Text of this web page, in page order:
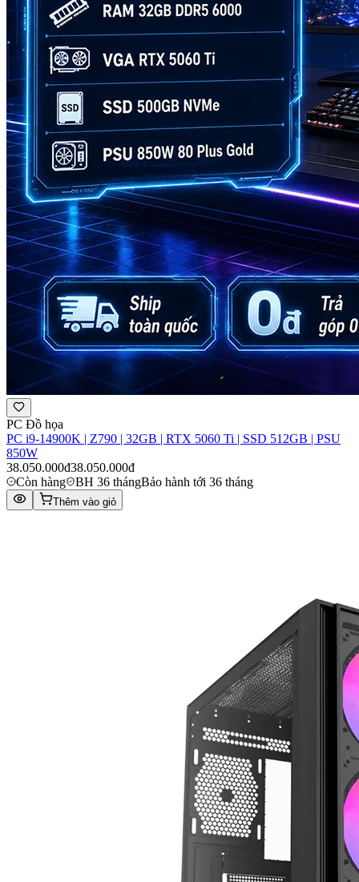
PC Đồ họa
PC i9-14900K | Z790 | 32GB | RTX 5060 Ti | SSD 512GB | PSU
850W
38.050.000đ38.050.000đ
Còn hàng
BH 36 thángBảo hành tới 36 tháng
Thêm vào giỏ